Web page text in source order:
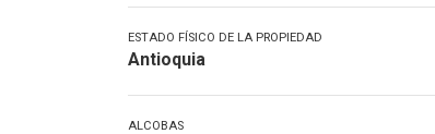
ESTADO FÍSICO DE LA PROPIEDAD
Antioquia
ALCOBAS